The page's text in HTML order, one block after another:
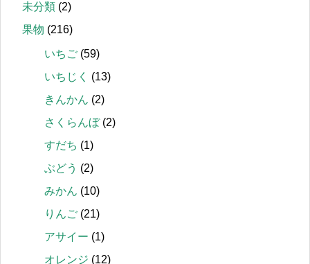
未分類 (2)
果物 (216)
いちご (59)
いちじく
(13)
きんかん (2)
さくらんぼ(2)
すだち (1)
ぶどう (2)
みかん (10)
りんご (21)
アサイー (1)
オレンジ (12)